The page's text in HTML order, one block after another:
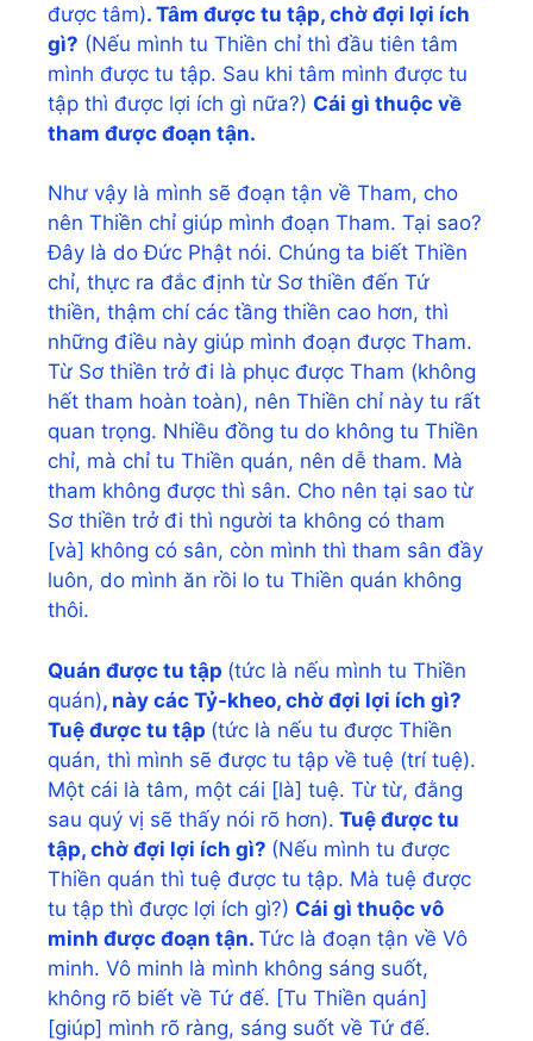
được tâm). Tâm được tu tập, chờ đợi lợi ích
gì? (Nếu mình tu Thiền chỉ thì đầu tiên tâm
mình được tu tập. Sau khi tâm mình được tu
tập thì được lợi ích gì nữa?) Cái gì thuộc về
tham được đoạn tận.
Như vậy là mình sẽ đoạn tận về Tham, cho
nên Thiền chỉ giúp mình đoạn Tham. Tại sao?
Đây là do Đức Phật nói. Chúng ta biết Thiền
chỉ, thực ra đắc định từ Sơ thiền đến Tứ
thiền, thậm chí các tầng thiền cao hơn, thì
những điều này giúp mình đoạn được Tham.
Từ Sơ thiền trở đi là phục được Tham (không
hết tham hoàn toàn), nên Thiền chỉ này tu rất
quan trọng. Nhiều đồng tu do không tu Thiền
chỉ, mà chỉ tu Thiền quán, nên dễ tham. Mà
tham không được thì sân. Cho nên tại sao từ
Sơ thiền trở đi thì người ta không có tham
[và] không có sân, còn mình thì tham sân đầy
luôn, do mình ăn rồi lo tu Thiền quán không
thôi.
Quán được tu tập (tức là nếu mình tu Thiền
quán), này các Tỷ-kheo, chờ đợi lợi ích gì?
Tuệ được tu tập (tức là nếu tu được Thiền
quán, thì mình sẽ được tu tập về tuệ (trí tuệ).
Một cái là tâm, một cái [là] tuệ. Từ từ, đằng
sau quý vị sẽ thấy nói rõ hơn). Tuệ được tu
tập, chờ đợi lợi ích gì? (Nếu mình tu được
Thiền quán thì tuệ được tu tập. Mà tuệ được
tu tập thì được lợi ích gì?) Cái gì thuộc vô
minh được đoạn tận. Tức là đoạn tận về Vô
minh. Vô minh là mình không sáng suốt,
không rõ biết về Tứ đế. [Tu Thiền quán]
[giúp] mình rõ ràng, sáng suốt về Tứ đế.